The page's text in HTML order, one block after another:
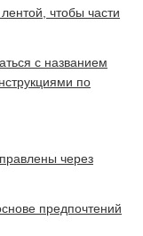
чтобы части
с названием
по
через
предпочтений